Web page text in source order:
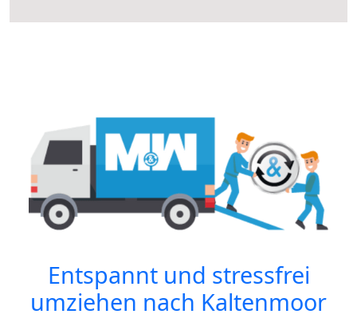
Entspannt und stressfrei
umziehen nach Kaltenmoor